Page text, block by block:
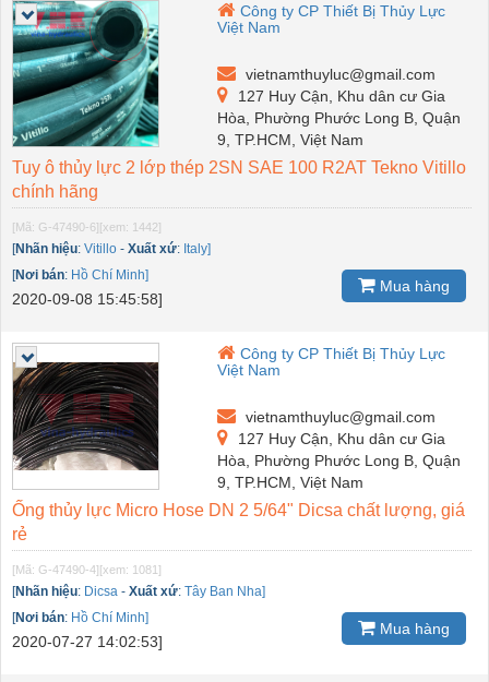
Công ty CP Thiết Bị Thủy Lực
Việt Nam
vietnamthuyluc@gmail.com
127 Huy Cận, Khu dân cư Gia
Hòa, Phường Phước Long B, Quận
9, TP.HCM, Việt Nam
Tuy ô thủy lực 2 lớp thép 2SN SAE 100 R2AT Tekno Vitillo
chính hãng
[Mã: G-47490-6][xem: 1442]
[Nhãn hiệu: Vitillo - Xuất xứ: Italy]
[Nơi bán: Hồ Chí Minh]
2020-09-08 15:45:58]
Mua hàng
Công ty CP Thiết Bị Thủy Lực
Việt Nam
vietnamthuyluc@gmail.com
127 Huy Cận, Khu dân cư Gia
Hòa, Phường Phước Long B, Quận
9, TP.HCM, Việt Nam
Ống thủy lực Micro Hose DN 2 5/64" Dicsa chất lượng, giá
rẻ
[Mã: G-47490-4][xem: 1081]
[Nhãn hiệu: Dicsa - Xuất xứ: Tây Ban Nha]
[Nơi bán: Hồ Chí Minh]
2020-07-27 14:02:53]
Mua hàng